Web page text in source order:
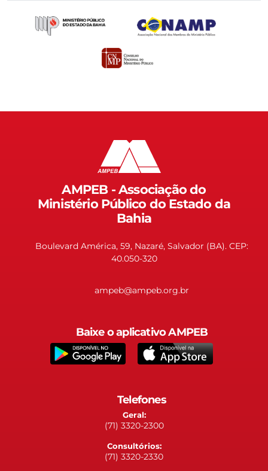
AMPEB - Associação do
Ministério Público do Estado da
Bahia
Boulevard América, 59, Nazaré, Salvador (BA). CEP:
40.050-320
ampeb@ampeb.org.br
Baixe o aplicativo AMPEB
Telefones
Geral:
(71) 3320-2300
Consultórios:
(71) 3320-2330